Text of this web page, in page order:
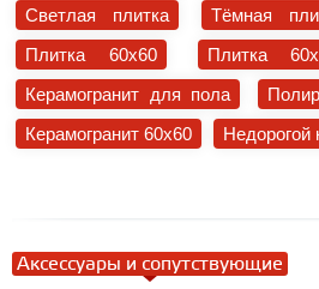
Светлая плитка
Тёмная
Плитка 60x60
Плитка
Керамогранит для пола
Керамогранит 60x60
Недорогой
Аксессуары и сопутствующие